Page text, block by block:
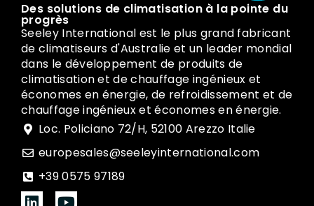
Des solutions de climatisation à la pointe du
progrès
Seeley International est le plus grand fabricant
de climatiseurs d'Australie et un leader mondial
dans le développement de produits de
climatisation et de chauffage ingénieux et
économes en énergie, de refroidissement et de
chauffage ingénieux et économes en énergie.
Loc. Policiano 72/H, 52100 Arezzo Italie
europesales@seeleyinternational.com
+39 0575 97189